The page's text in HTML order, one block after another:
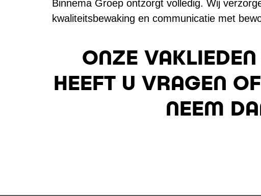
Binnema Groep ontzorgt volledig. Wij
kwaliteitsbewaking en communicatie met
ONZE
HEEFT U VRAGEN
NEEM